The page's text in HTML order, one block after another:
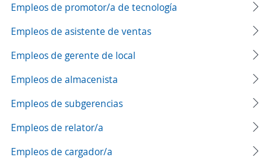
Empleos de promotor/a de tecnología
Empleos de asistente de ventas
Empleos de gerente de local
Empleos de almacenista
Empleos de subgerencias
Empleos de relator/a
Empleos de cargador/a